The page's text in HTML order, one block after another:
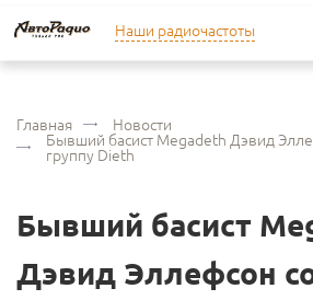
Наши радиочастоты
Главная Новости
Бывший басист Megadeth Дэвид
группу Dieth
Бывший басист
Дэвид Эллефсон